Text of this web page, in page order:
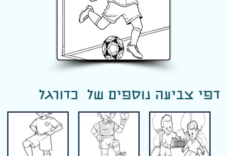
דפי צביעה נוספים של כדורגל